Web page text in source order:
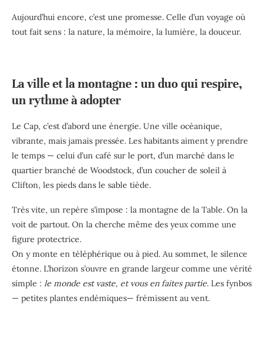
Aujourd’hui encore, c’est une promesse. Celle d’un voyage où
tout fait sens : la nature, la mémoire, la lumière, la douceur.
La ville et la montagne : un duo qui respire,
un rythme à adopter
Le Cap, c’est d’abord une énergie. Une ville océanique,
vibrante, mais jamais pressée. Les habitants aiment y prendre
le temps — celui d’un café sur le port, d’un marché dans le
quartier branché de Woodstock, d’un coucher de soleil à
Clifton, les pieds dans le sable tiède.
Très vite, un repère s’impose : la montagne de la Table. On la
voit de partout. On la cherche même des yeux comme une
figure protectrice.
On y monte en téléphérique ou à pied. Au sommet, le silence
étonne. L’horizon s’ouvre en grande largeur comme une vérité
simple : le monde est vaste, et vous en faites partie. Les fynbos
— petites plantes endémiques— frémissent au vent.